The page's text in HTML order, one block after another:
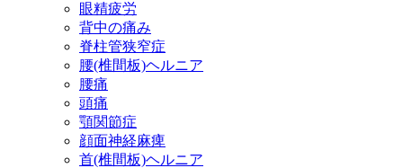
眼精疲労
背中の痛み
脊柱管狭窄症
腰(椎間板)ヘルニア
腰痛
頭痛
顎関節症
顔面神経麻痺
首(椎間板)ヘルニア